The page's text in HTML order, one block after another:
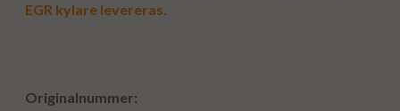
EGR kylare levereras.
Originalnummer: